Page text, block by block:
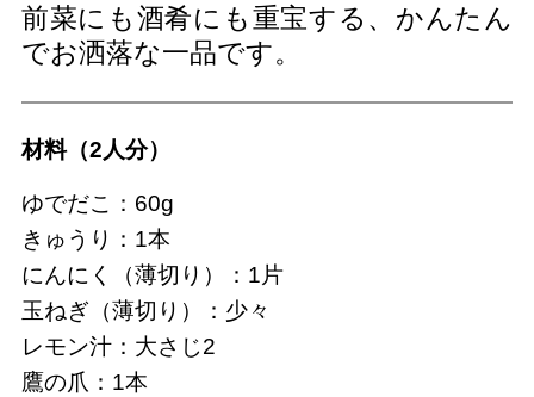
前菜にも酒肴にも重宝する、かんたん
でお洒落な一品です。
材料（2人分）
ゆでだこ：60g
きゅうり：1本
にんにく（薄切り）：1片
玉ねぎ（薄切り）：少々
レモン汁：大さじ2
鷹の爪：1本